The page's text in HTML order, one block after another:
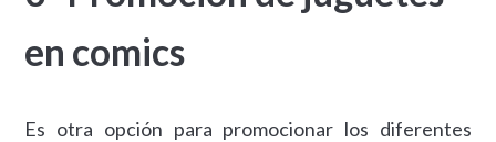
en comics
Es otra opción para promocionar los diferentes